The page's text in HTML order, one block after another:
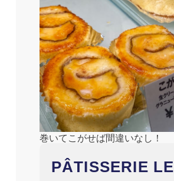
巻いてこがせば間違いなし！
PÂTISSERIE LE